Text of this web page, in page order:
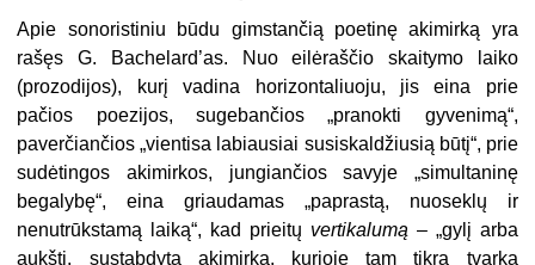
Apie sonoristiniu būdu gimstančią poetinę akimirką yra
rašęs G. Bachelard’as. Nuo eilėraščio skaitymo laiko
(prozodijos), kurį vadina horizontaliuoju, jis eina prie
pačios poezijos, sugebančios „pranokti gyve­nimą“,
paverčiančios „vientisa labiausiai susiskaldžiusią būtį“, prie
sudėtin­gos akimirkos, jungiančios savyje „simultaninę
begalybę“, eina griau­damas „paprastą, nuoseklų ir
nenutrūkstamą laiką“, kad prieitų vertikalumą – „gylį arba
aukštį, sustabdytą akimirką, kurioje tam tikra tvarka